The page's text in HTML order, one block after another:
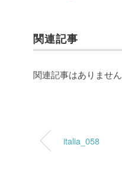
関連記事
関連記事はありません
italia_058